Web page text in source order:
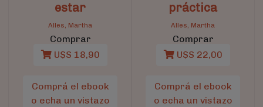
estar
Alles, Martha
Comprar
U$S 18,90
Comprá el ebook
o echa un vistazo
práctica
Alles, Martha
Comprar
U$S 22,00
Comprá el ebook
o echa un vistazo